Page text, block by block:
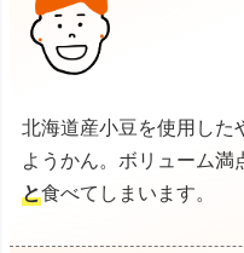
北海道産小豆を使用した
ようかん。ボリューム満
と食べてしまいます。